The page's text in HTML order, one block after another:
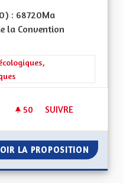
: 68720Ma
la Convention
: Les transitions
50 50 ABONNÉS
SUIVRE
LA PROPOSITION